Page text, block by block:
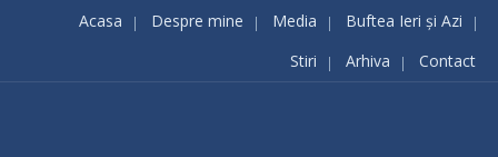
Acasa Despre mine Media
Buftea Ieri și Azi
Stiri
Arhiva Contact